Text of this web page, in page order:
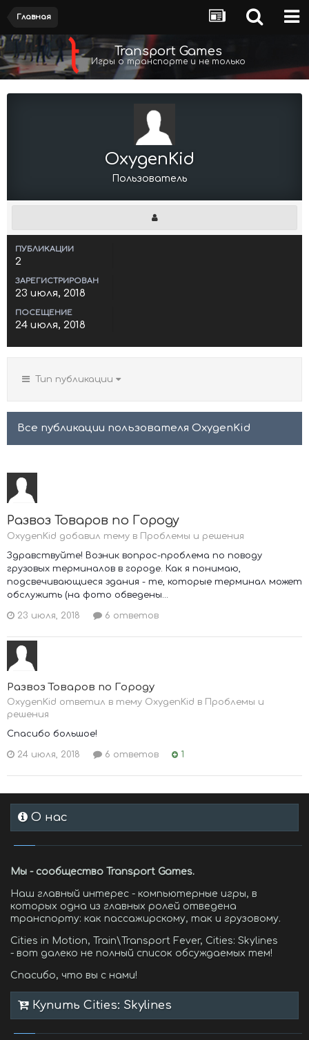
Главная
Transport Games
Игры о транспорте и не только
OxygenKid
Пользователь
ПУБЛИКАЦИИ
2
ЗАРЕГИСТРИРОВАН
23 июля, 2018
ПОСЕЩЕНИЕ
24 июля, 2018
Тип публикации
Все публикации пользователя OxygenKid
Развоз Товаров по Городу
OxygenKid добавил тему в
Проблемы и решения
Здравствуйте! Возник вопрос-проблема по поводу
грузовых терминалов в городе. Как я понимаю,
подсвечивающиеся здания - те, которые терминал может
обслужить (на фото обведены...
23 июля, 2018 6 ответов
Развоз Товаров по Городу
OxygenKid ответил в тему OxygenKid в
Проблемы и
решения
Спасибо большое!
24 июля, 2018 6 ответов 1
О нас
Мы - сообщество Transport Games.
Наш главный интерес - компьютерные игры, в
которых одна из главных ролей отведена
транспорту: как пассажирскому, так и грузовому.
Cities in Motion, Train\Transport Fever, Cities: Skylines
- вот далеко не полный список обсуждаемых тем!
Спасибо, что вы с нами!
Купить Cities: Skylines